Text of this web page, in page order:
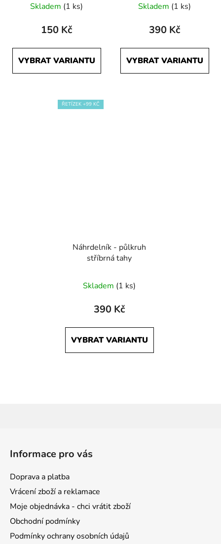
Skladem (1 ks)
150 Kč
VYBRAT VARIANTU
Skladem (1 ks)
390 Kč
VYBRAT VARIANTU
ŘETÍZEK +99 KČ
Náhrdelník - půlkruh
stříbrná tahy
Skladem (1 ks)
390 Kč
VYBRAT VARIANTU
Informace pro vás
Doprava a platba
Vrácení zboží a reklamace
Moje objednávka - chci vrátit zboží
Obchodní podmínky
Podmínky ochrany osobních údajů